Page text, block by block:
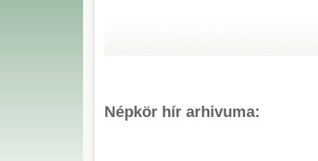
Népkör hír arhivuma: